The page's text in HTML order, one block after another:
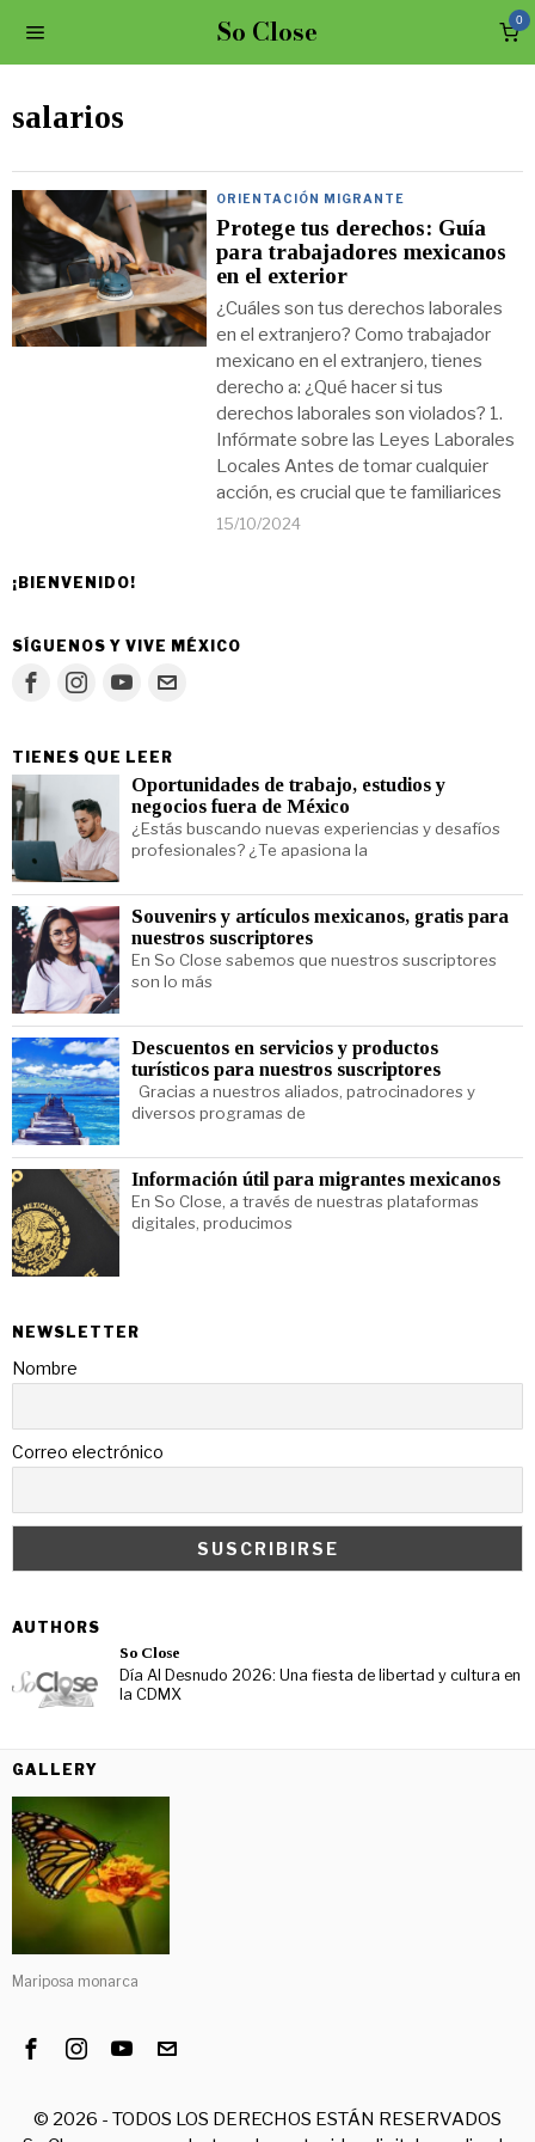
So Close 0
salarios
ORIENTACIÓN MIGRANTE
Protege tus derechos: Guía
para trabajadores mexicanos
en el exterior
¿Cuáles son tus derechos laborales
en el extranjero? Como trabajador
mexicano en el extranjero, tienes
derecho a: ¿Qué hacer si tus
derechos laborales son violados? 1.
Infórmate sobre las Leyes Laborales
Locales Antes de tomar cualquier
acción, es crucial que te familiarices
15/10/2024
¡BIENVENIDO!
SÍGUENOS Y VIVE MÉXICO
TIENES QUE LEER
Oportunidades de trabajo, estudios y
negocios fuera de México
¿Estás buscando nuevas experiencias y desafíos
profesionales? ¿Te apasiona la
Souvenirs y artículos mexicanos, gratis para
nuestros suscriptores
En So Close sabemos que nuestros suscriptores
son lo más
Descuentos en servicios y productos
turísticos para nuestros suscriptores
Gracias a nuestros aliados, patrocinadores y
diversos programas de
Información útil para migrantes mexicanos
En So Close, a través de nuestras plataformas
digitales, producimos
NEWSLETTER
Nombre
Correo electrónico
AUTHORS
So Close
Día Al Desnudo 2026: Una fiesta de libertad y cultura en
la CDMX
GALLERY
Mariposa monarca
© 2026 - TODOS LOS DERECHOS ESTÁN RESERVADOS